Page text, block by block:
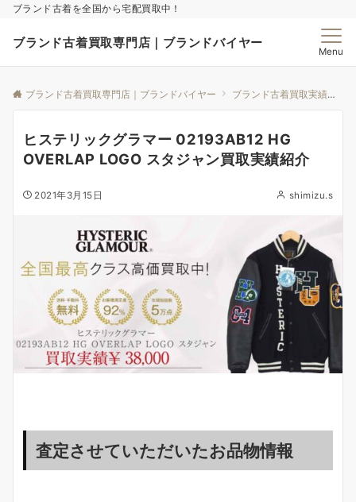
ブランド古着を全国から宅配買取中！
ブランド古着買取専門店｜ブランドバイヤー
Menu
ブランド古着買取専門店｜ブランドバイヤー ブランド古着買取実績｜ブランドバイヤー
ヒステリックグラマー 02193AB12 HG
OVERLAP LOGO スタジャン買取実績紹介
2021年3月15日 shimizu.s
査定させていただいたお品物情報